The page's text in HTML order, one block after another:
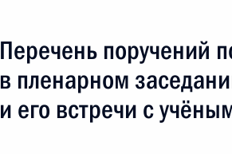
Все поручения
Перечень поручений
в пленарном
и его встречи с